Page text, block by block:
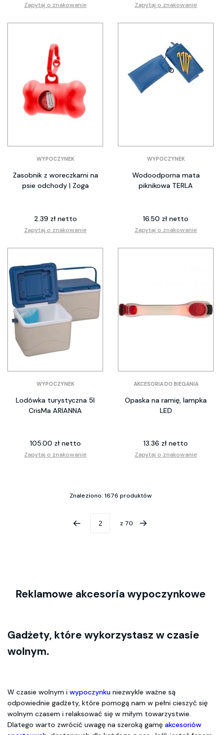
Zapytaj o znakowanie Zapytaj o znakowanie
WYPOCZYNEK
Zasobnik z woreczkami na
psie odchody | Zoga
2.39 zł netto
Zapytaj o znakowanie
WYPOCZYNEK
Wodoodporna mata
piknikowa TERLA
16.50 zł netto
Zapytaj o znakowanie
WYPOCZYNEK
Lodówka turystyczna 5l
CrisMa ARIANNA
105.00 zł netto
Zapytaj o znakowanie
AKCESORIA DO BIEGANIA
Opaska na ramię, lampka
LED
13.36 zł netto
Zapytaj o znakowanie
Znaleziono: 1676 produktów
z 70
Reklamowe akcesoria wypoczynkowe
Gadżety, które wykorzystasz w czasie
wolnym.
W czasie wolnym i wypoczynku niezwykle ważne są
odpowiednie gadżety, które pomogą nam w pełni cieszyć się
wolnym czasem i relaksować się w miłym towarzystwie.
Dlatego warto zwrócić uwagę na szeroką gamę akcesoriów